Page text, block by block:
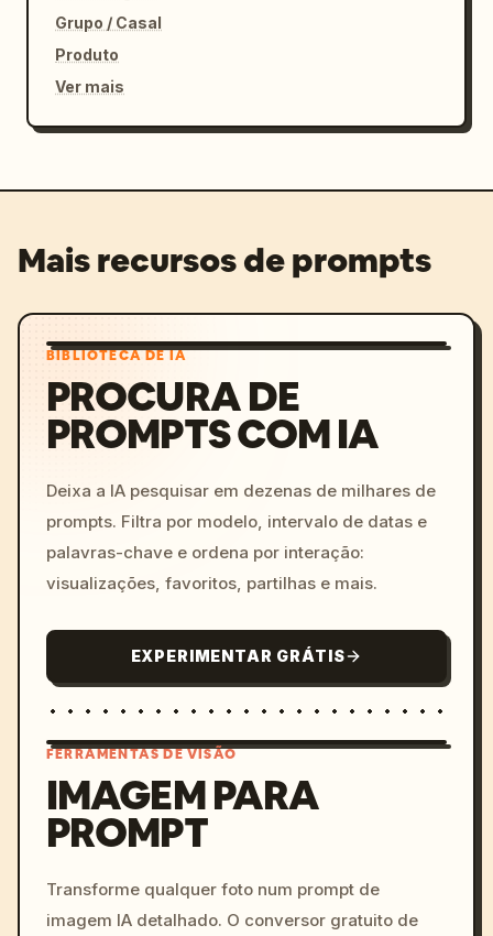
Grupo / Casal
Produto
Ver mais
Mais recursos de prompts
BIBLIOTECA DE IA
PROCURA DE
PROMPTS COM IA
Deixa a IA pesquisar em dezenas de milhares de
prompts. Filtra por modelo, intervalo de datas e
palavras-chave e ordena por interação:
visualizações, favoritos, partilhas e mais.
EXPERIMENTAR GRÁTIS
colors, 8k --v 6.0
FERRAMENTAS DE VISÃO
IMAGEM PARA
PROMPT
Transforme qualquer foto num prompt de
imagem IA detalhado. O conversor gratuito de